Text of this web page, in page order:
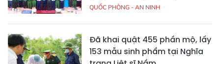
QUỐC PHÒNG - AN NINH
Đã khai quật 455 phần mộ, lấy
153 mẫu sinh phẩm tại Nghĩa